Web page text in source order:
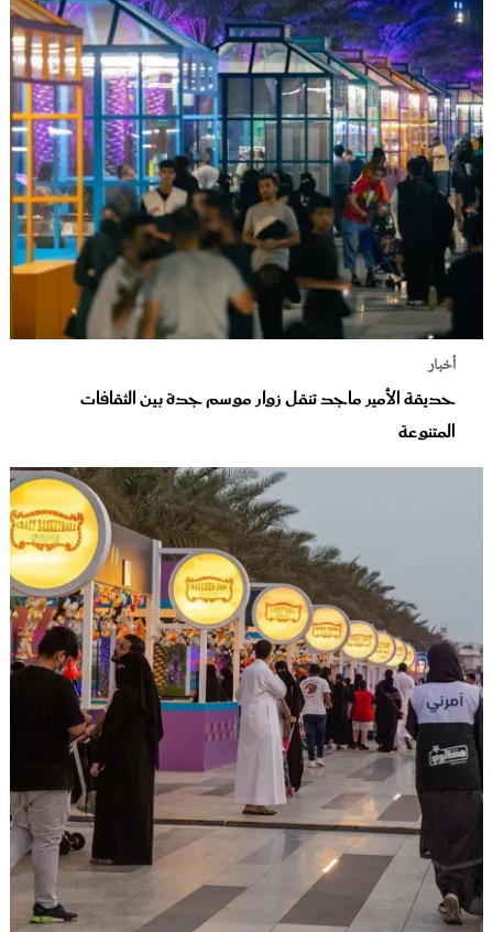
أخبار
حديقة الأمير ماجد تنقل زوار موسم جدة بين الثقافات
المتنوعة